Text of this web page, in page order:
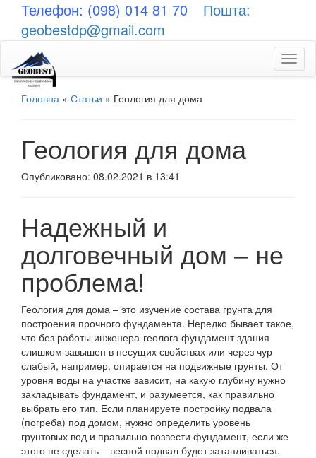
Телефон: (098) 014 81 70
Пошта:
geobestdp@gmail.com
Головна » Статьи » Геология для дома
Геология для дома
Опубликовано: 08.02.2021 в 13:41
Надежный и
долговечный дом – не
проблема!
Геология для дома – это изучение состава грунта для
построения прочного фундамента. Нередко бывает такое,
что без работы инженера-геолога фундамент здания
слишком завышен в несущих свойствах или через чур
слабый, например, опирается на подвижные грунты. От
уровня воды на участке зависит, на какую глубину нужно
закладывать фундамент, и разумеется, как правильно
выбрать его тип. Если планируете постройку подвала
(погреба) под домом, нужно определить уровень
грунтовых вод и правильно возвести фундамент, если же
этого не сделать – весной подвал будет затапливаться.